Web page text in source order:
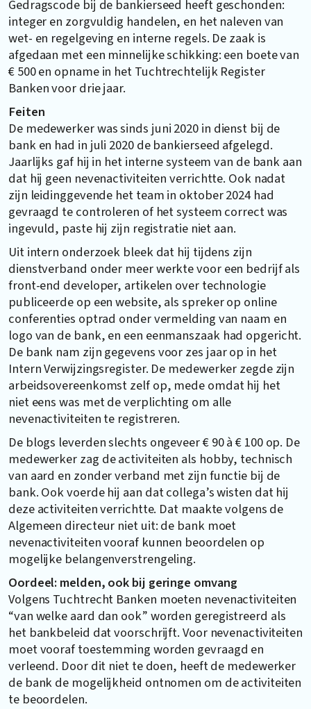
Gedragscode bij de bankierseed heeft geschonden:
integer en zorgvuldig handelen, en het naleven van
wet- en regelgeving en interne regels. De zaak is
afgedaan met een minnelijke schikking: een boete van
€ 500 en opname in het Tuchtrechtelijk Register
Banken voor drie jaar.
Feiten
De medewerker was sinds juni 2020 in dienst bij de
bank en had in juli 2020 de bankierseed afgelegd.
Jaarlijks gaf hij in het interne systeem van de bank aan
dat hij geen nevenactiviteiten verrichtte. Ook nadat
zijn leidinggevende het team in oktober 2024 had
gevraagd te controleren of het systeem correct was
ingevuld, paste hij zijn registratie niet aan.
Uit intern onderzoek bleek dat hij tijdens zijn
dienstverband onder meer werkte voor een bedrijf als
front-end developer, artikelen over technologie
publiceerde op een website, als spreker op online
conferenties optrad onder vermelding van naam en
logo van de bank, en een eenmanszaak had opgericht.
De bank nam zijn gegevens voor zes jaar op in het
Intern Verwijzingsregister. De medewerker zegde zijn
arbeidsovereenkomst zelf op, mede omdat hij het
niet eens was met de verplichting om alle
nevenactiviteiten te registreren.
De blogs leverden slechts ongeveer € 90 à € 100 op. De
medewerker zag de activiteiten als hobby, technisch
van aard en zonder verband met zijn functie bij de
bank. Ook voerde hij aan dat collega’s wisten dat hij
deze activiteiten verrichtte. Dat maakte volgens de
Algemeen directeur niet uit: de bank moet
nevenactiviteiten vooraf kunnen beoordelen op
mogelijke belangenverstrengeling.
Oordeel: melden, ook bij geringe omvang
Volgens Tuchtrecht Banken moeten nevenactiviteiten
“van welke aard dan ook” worden geregistreerd als
het bankbeleid dat voorschrijft. Voor nevenactiviteiten
moet vooraf toestemming worden gevraagd en
verleend. Door dit niet te doen, heeft de medewerker
de bank de mogelijkheid ontnomen om de activiteiten
te beoordelen.